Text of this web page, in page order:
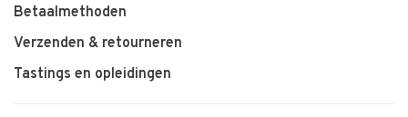
Betaalmethoden
Verzenden & retourneren
Tastings en opleidingen